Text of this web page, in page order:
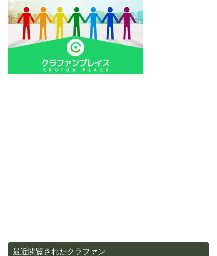
最近閲覧されたクラファン